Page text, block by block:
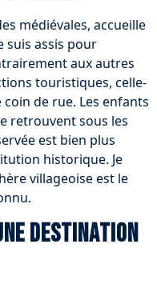
médiévales, accueille
suis assis pour
aux autres
touristiques, celle-
de rue. Les enfants
retrouvent sous les
est bien plus
historique. Je
villageoise est le
destination